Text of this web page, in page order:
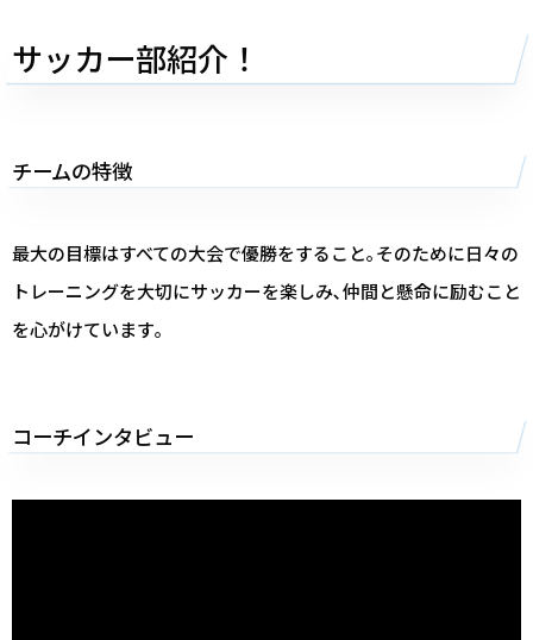
サッカー部紹介！
チームの特徴
最大の目標はすべての大会で優勝をすること｡そのために日々の
トレーニングを大切にサッカーを楽しみ､仲間と懸命に励むこと
を心がけています｡
コーチインタビュー